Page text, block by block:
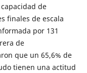
de
finales de escala
por 131
de
que un 65,6% de
tienen una actitud